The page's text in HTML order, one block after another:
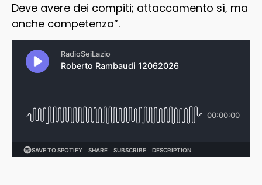
Deve avere dei compiti; attaccamento sì, ma
anche competenza”.